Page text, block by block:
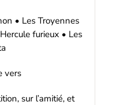
• Les Troyennes
furieux • Les
vers
sur l’amitié, et